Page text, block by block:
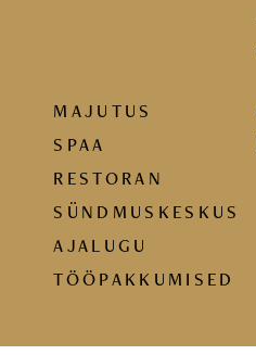
MAJUTUS
SPAA
RESTORAN
SÜNDMUSKESKUS
AJALUGU
TÖÖPAKKUMISED